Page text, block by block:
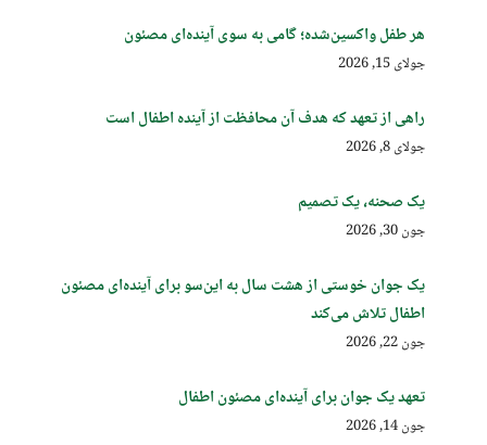
هر طفل واکسین‌شده؛ گامی به سوی آینده‌ای مصئون
جولای 15, 2026
راهی از تعهد که هدف آن محافظت از آینده اطفال است
جولای 8, 2026
یک صحنه، یک تصمیم
جون 30, 2026
یک جوان خوستی از هشت سال به این‌سو برای آینده‌ای مصئون
اطفال تلاش می‌کند
جون 22, 2026
تعهد یک جوان برای آینده‌ای مصئون اطفال
جون 14, 2026